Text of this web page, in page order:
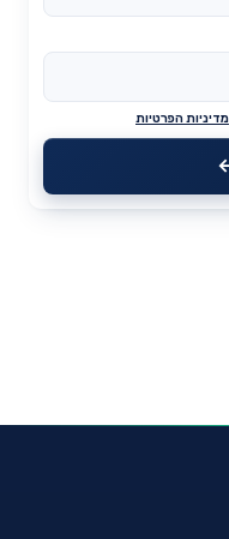
מדיניות הפרטיות